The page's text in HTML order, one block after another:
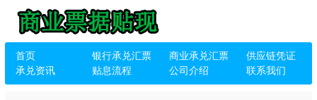
首页 银行承兑汇票 商业承兑汇票
供应链凭证
承兑资讯
贴息流程 公司介绍 联系我们